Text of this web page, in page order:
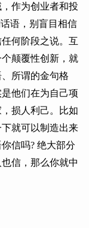
作为创业者和投
语，别盲目相信
何阶段之说。互
颠覆性创新，就
所谓的金句格
他们在为自己项
损人利己。比如
就可以制造出来
信吗? 绝大部分
信，那么你就中